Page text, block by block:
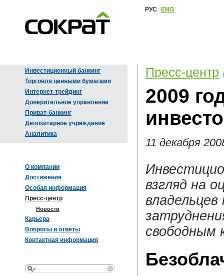
Инвестиционный банкинг
Торговля ценными бумагами
Интернет-трейдинг
Доверительное управление
Приват-банкинг
Депозитарное учреждение
Аналитика
О компании
Достижения
Особая информация
Пресс-центр
Новости
Карьера
Вопросы и ответы
Контактная информация
РУС ENG
Пресс-центр
2009
11 декабря
взгляд на
свободным